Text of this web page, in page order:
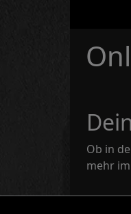
Ob in
mehr